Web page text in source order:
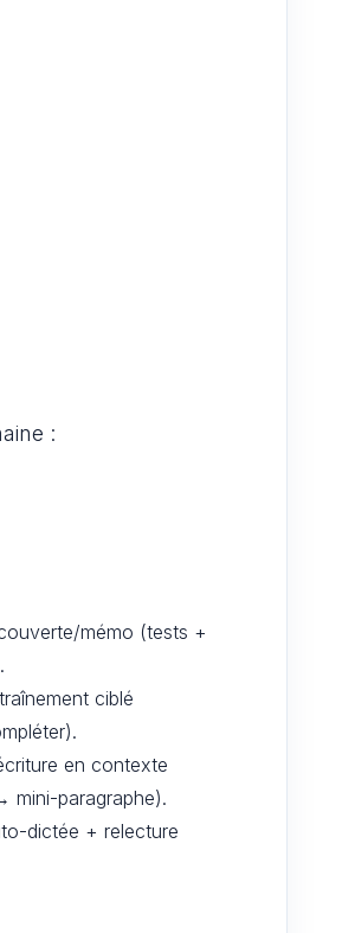
:
mémo (tests +
ciblé
en contexte
mini-paragraphe).
dictée + relecture